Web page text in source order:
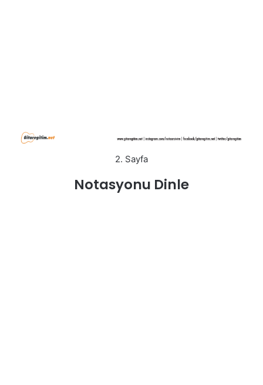
2. Sayfa
Notasyonu Dinle